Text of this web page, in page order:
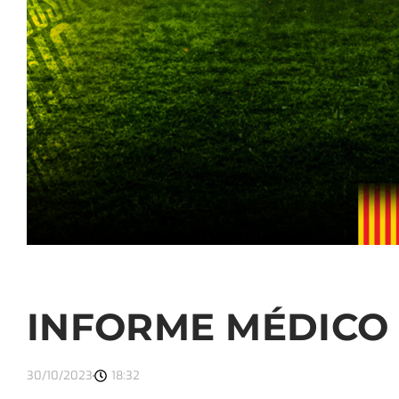
INFORME MÉDICO
30/10/2023 18:32